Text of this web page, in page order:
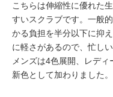
こちらは伸縮性に優れた
すいスクラブです。一般
かる負担を半分以下に抑
に軽さがあるので、忙し
メンズは4色展開、レデ
新色として加わりました。